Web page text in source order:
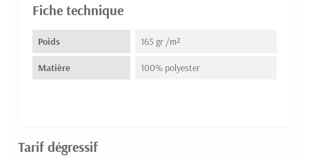
Fiche technique
Poids 165 gr /m²
Matière 100% polyester
Tarif dégressif